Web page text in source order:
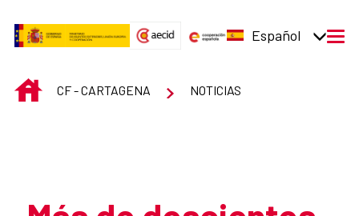
Español
INICIOCF - CARTAGENA NOTICIAS